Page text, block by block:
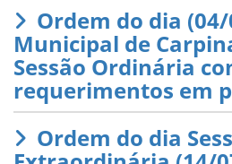
Ordem do dia
Municipal de
Sessão Ordinária
requerimentos em
Ordem do dia